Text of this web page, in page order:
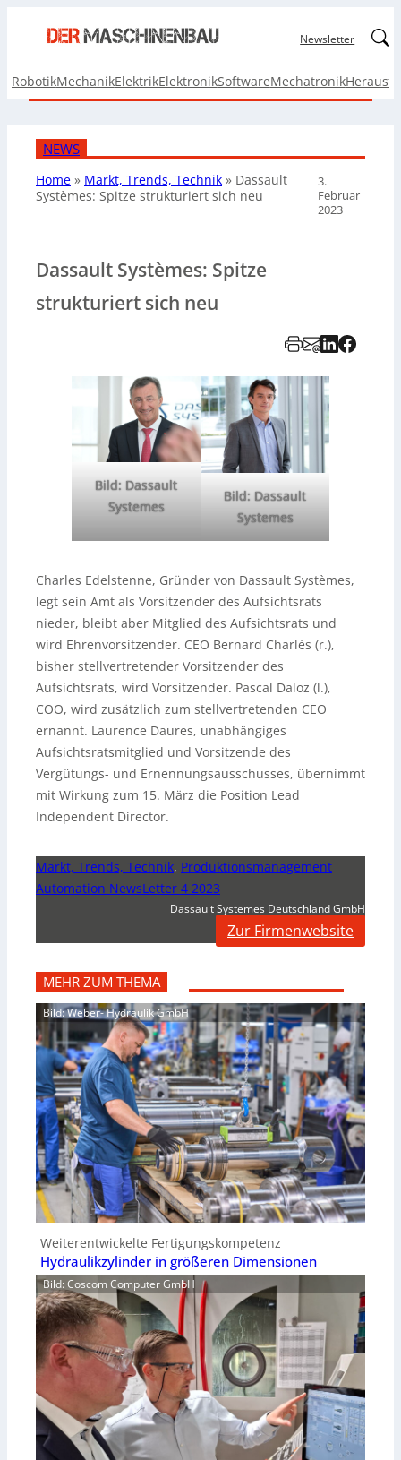
Newsletter
RobotikMechanikElektrikElektronikSoftwareMechatronik
NEWS
Home » Markt, Trends, Technik » Dassault
Systèmes: Spitze strukturiert sich neu
3.
Februar
2023
Dassault Systèmes: Spitze
strukturiert sich neu
Bild: Dassault
Systemes
Bild: Dassault
Systemes
Charles Edelstenne, Gründer von Dassault Systèmes,
legt sein Amt als Vorsitzender des Aufsichtsrats
nieder, bleibt aber Mitglied des Aufsichtsrats und
wird Ehrenvorsitzender. CEO Bernard Charlès (r.),
bisher stellvertretender Vorsitzender des
Aufsichtsrats, wird Vorsitzender. Pascal Daloz (l.),
COO, wird zusätzlich zum stellvertretenden CEO
ernannt. Laurence Daures, unabhängiges
Aufsichtsratsmitglied und Vorsitzende des
Vergütungs- und Ernennungsausschusses, übernimmt
mit Wirkung zum 15. März die Position Lead
Independent Director.
Markt, Trends, Technik, Produktionsmanagement
Automation NewsLetter 4 2023
Dassault Systemes Deutschland GmbH
Zur Firmenwebsite
MEHR ZUM THEMA
Bild: Weber- Hydraulik GmbH
Weiterentwickelte Fertigungskompetenz
Hydraulikzylinder in größeren Dimensionen
Bild: Coscom Computer GmbH